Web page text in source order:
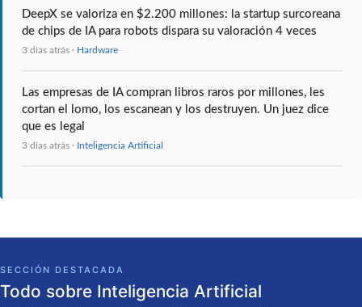
DeepX se valoriza en $2.200 millones: la startup surcoreana
de chips de IA para robots dispara su valoración 4 veces
3 días atrás · Hardware
Las empresas de IA compran libros raros por millones, les
cortan el lomo, los escanean y los destruyen. Un juez dice
que es legal
3 días atrás · Inteligencia Artificial
SECCIÓN DESTACADA
Todo sobre Inteligencia Artificial